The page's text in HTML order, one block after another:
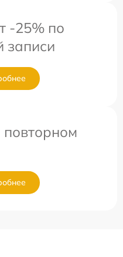
-25% по
записи